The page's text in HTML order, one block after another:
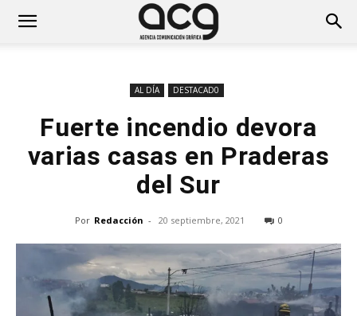
AL DÍA DESTACAD0
Fuerte incendio devora
varias casas en Praderas
del Sur
Por Redacción - 20 septiembre, 2021 0